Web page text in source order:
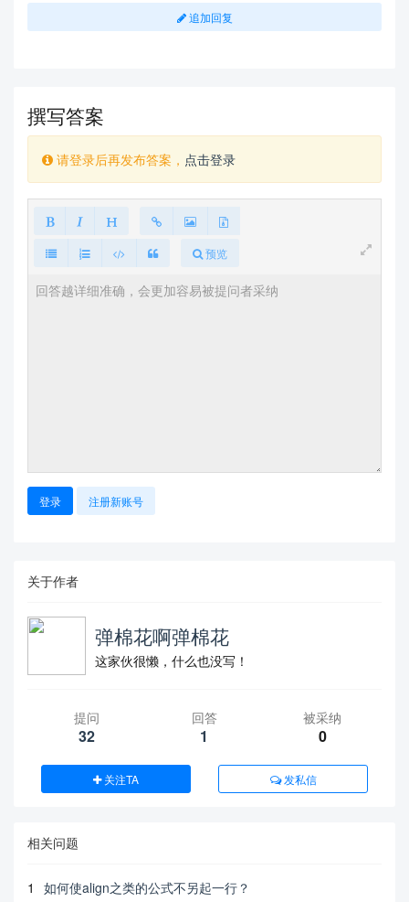
追加回复
撰写答案
请登录后再发布答案， 点击登录
预览
登录 注册新账号
关于作者
弹棉花啊弹棉花
这家伙很懒，什么也没写！
提问
32
回答
1
被采纳
0
关注TA 发私信
相关问题
1 如何使align之类的公式不另起一行？